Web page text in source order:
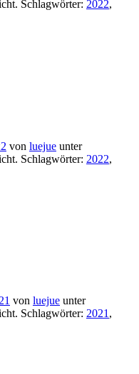
Schlagwörter: 2022,
von luejue unter
Schlagwörter: 2022,
von luejue unter
Schlagwörter: 2021 ,